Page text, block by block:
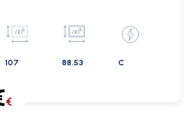
107 88.53 C
€